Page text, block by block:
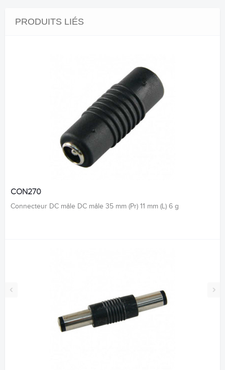
PRODUITS LIÉS
‹ ›
CON270
Connecteur DC mâle DC mâle 35 mm (Pr) 11 mm (L) 6 g